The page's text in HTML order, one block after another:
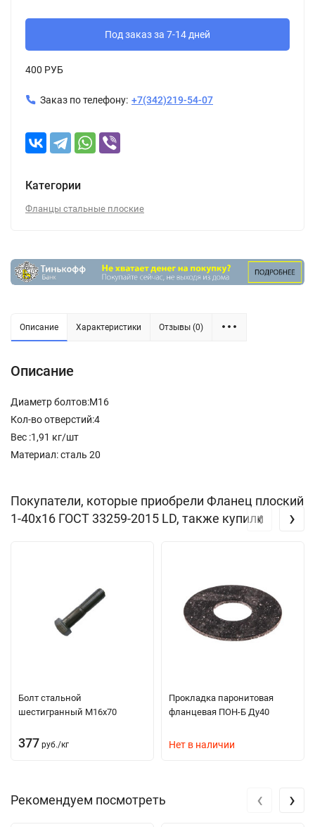
Под заказ за 7-14 дней
400 РУБ
Заказ по телефону: +7(342)219-54-07
Категории
Фланцы стальные плоские
Описание Характеристики Отзывы (0)
Описание
Диаметр болтов:М16
Кол-во отверстий:4
Вес :1,91 кг/шт
Материал: сталь 20
Покупатели, которые приобрели Фланец плоский
1-40х16 ГОСТ 33259-2015 LD, также купили
Болт стальной
шестигранный М16х70
377 руб./кг
Прокладка паронитовая
фланцевая ПОН-Б Ду40
Нет в наличии
‹ ›
Рекомендуем посмотреть ‹ ›